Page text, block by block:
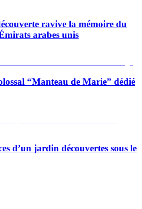
ravive la mémoire du
arabes unis
“Manteau de Marie” dédié
d’un jardin découvertes sous le